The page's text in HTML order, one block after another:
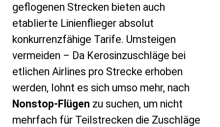
geflogenen Strecken bieten auch
etablierte Linienflieger absolut
konkurrenzfähige Tarife. Umsteigen
vermeiden – Da Kerosinzuschläge bei
etlichen Airlines pro Strecke erhoben
werden, lohnt es sich umso mehr, nach
Nonstop-Flügen zu suchen, um nicht
mehrfach für Teilstrecken die Zuschläge